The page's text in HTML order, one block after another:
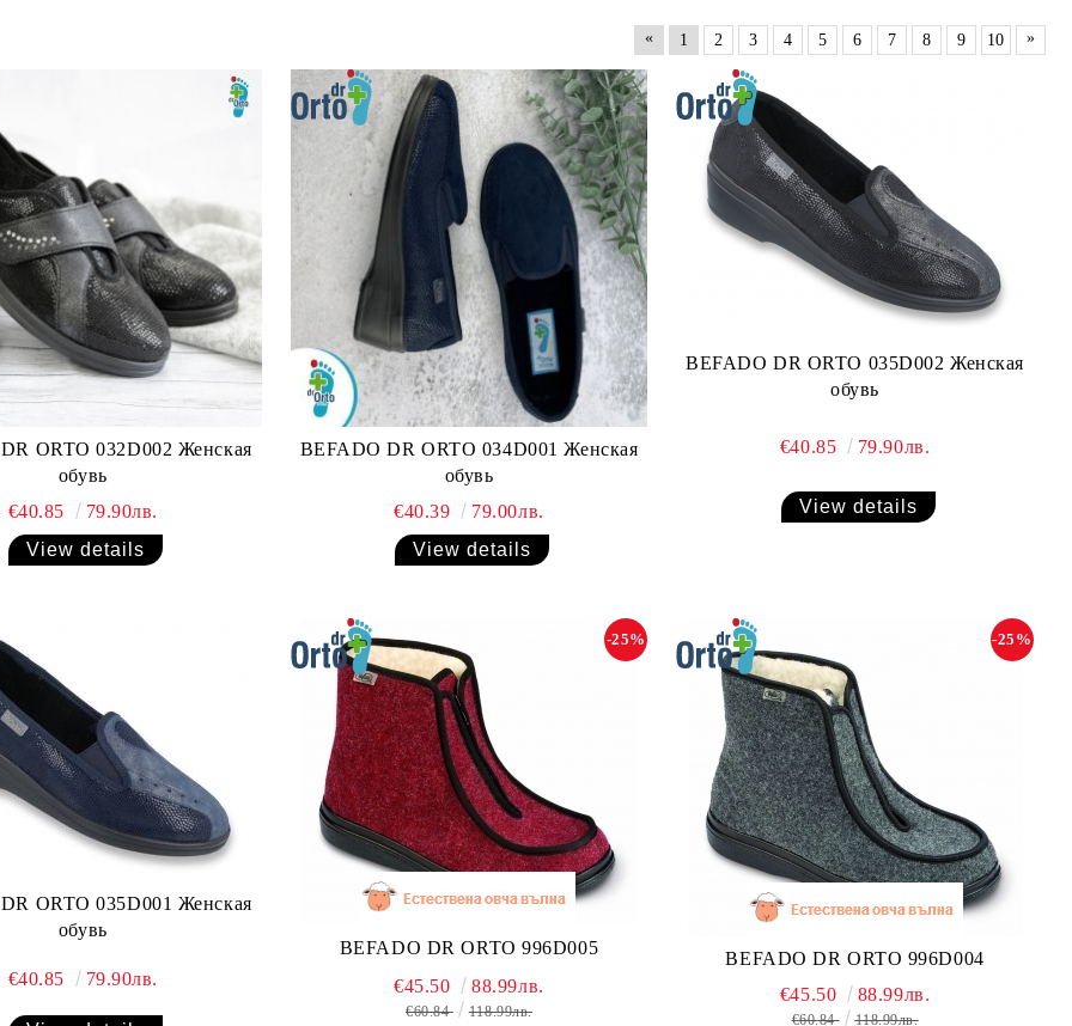
« 1 2 3 4 5 6 7 8 9 10 »
032D002 Женская
обувь
€40.85
79.90лв.
View details
BEFADO DR ORTO 034D001 Женская
обувь
€40.39
79.00лв.
View details
BEFADO DR ORTO 035D002 Женская
обувь
€40.85 79.90лв.
View details
ORTO 035D001 Женская
обувь
€40.85 79.90лв.
BEFADO DR ORTO 996D005
-25%
€45.50 88.99лв.
€60.84 118.99лв.
BEFADO DR ORTO 996D004
-25%
€45.50 88.99лв.
€60.84 118.99лв.